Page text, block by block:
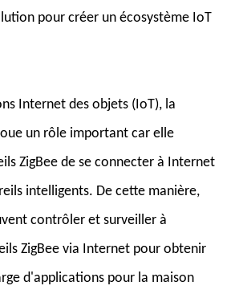
pour créer un écosystème IoT
Internet des objets (IoT), la
un rôle important car elle
ZigBee de se connecter à Internet
intelligents. De cette manière,
contrôler et surveiller à
ZigBee via Internet pour obtenir
d'applications pour la maison